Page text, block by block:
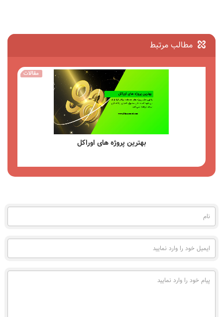
مطالب مرتبط
مقالات
بهترین کیف پول سخت افزاری
نام
(به
ایمیل
خود
وارد
نمایید
پیام
خود